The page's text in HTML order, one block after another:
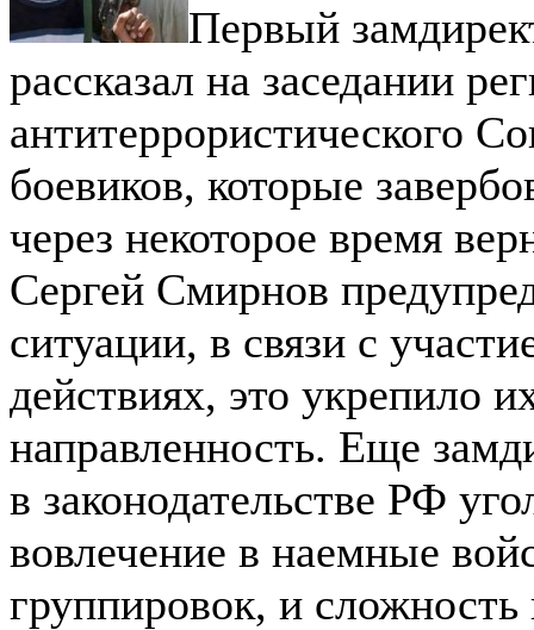
Первый
рассказал на заседании
антитеррористического
боевиков, которые
через некоторое время
Сергей Смирнов
ситуации, в связи с
действиях, это укрепило
направленность. Еще
в законодательстве РФ
вовлечение в наемные
группировок, и